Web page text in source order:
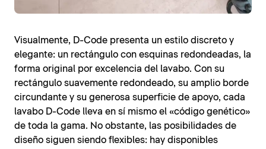
Visualmente, D-Code presenta un estilo discreto y
elegante: un rectángulo con esquinas redondeadas, la
forma original por excelencia del lavabo. Con su
rectángulo suavemente redondeado, su amplio borde
circundante y su generosa superficie de apoyo, cada
lavabo D-Code lleva en sí mismo el «código genético»
de toda la gama. No obstante, las posibilidades de
diseño siguen siendo flexibles: hay disponibles